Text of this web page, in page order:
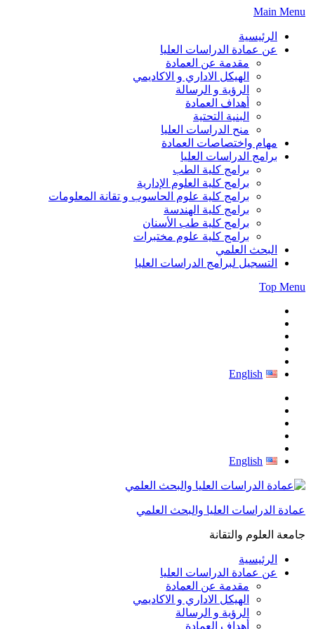
Skip
content
Main Menu
الرئيسية
عن عمادة الدراسات العليا
مقدمة عن العمادة
الهيكل الاداري و الاكاديمي
الرؤية و الرسالة
أهداف العمادة
البنية التحتية
منح الدراسات العليا
مهام واختصاصات العمادة
برامج الدراسات العليا
برامج كلية الطب
برامج كلية العلوم الإدارية
برامج كلية علوم الحاسوب و تقانة المعلومات
برامج كلية الهندسة
برامج كلية طب الأسنان
برامج كلية علوم مختبرات
البحث العلمي
التسجيل لبرامج الدراسات العليا
Top Menu
English
English
عمادة الدراسات العليا والبحث العلمي
جامعة العلوم والتقانة
الرئيسية
عن عمادة الدراسات العليا
مقدمة عن العمادة
الهيكل الاداري و الاكاديمي
الرؤية و الرسالة
أهداف العمادة